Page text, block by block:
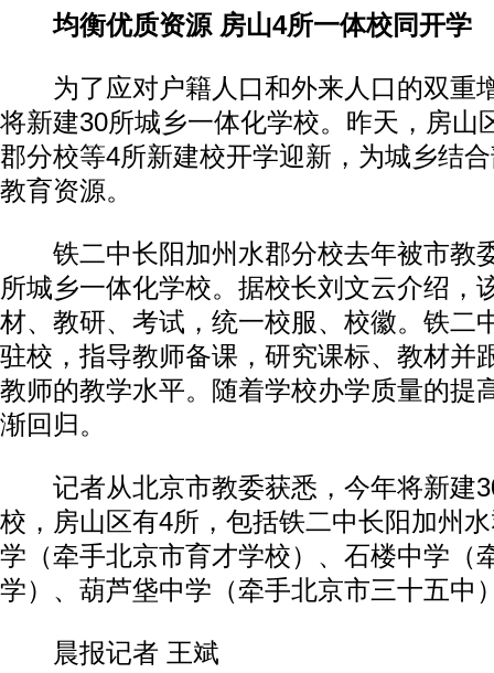
均衡优质资源 房山4所一体校同开学
为了应对户籍人口和外来人口的双重
将新建30所城乡一体化学校。昨天，房山
郡分校等4所新建校开学迎新，为城乡结
教育资源。
铁二中长阳加州水郡分校去年被市教
所城乡一体化学校。据校长刘文云介绍，
材、教研、考试，统一校服、校徽。铁二
驻校，指导教师备课，研究课标、教材并
教师的教学水平。随着学校办学质量的提
渐回归。
记者从北京市教委获悉，今年将新建
校，房山区有4所，包括铁二中长阳加州
学（牵手北京市育才学校）、石楼中学（
学）、葫芦垡中学（牵手北京市三十五中
晨报记者 王斌